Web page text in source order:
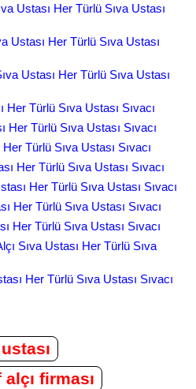
Ustası Her Türlü Sıva Ustası
Ustası Her Türlü Sıva Ustası
Ustası Her Türlü Sıva Ustası
Her Türlü Sıva Ustası Sıvacı
Her Türlü Sıva Ustası Sıvacı
Türlü Sıva Ustası Sıvacı
Her Türlü Sıva Ustası Sıvacı
Her Türlü Sıva Ustası Sıvacı
Her Türlü Sıva Ustası Sıvacı
Her Türlü Sıva Ustası Sıvacı
Sıva Ustası Her Türlü Sıva
Her Türlü Sıva Ustası Sıvacı
firması